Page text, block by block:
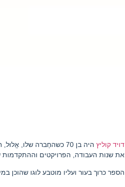
דויד קוליץ
את שנות העבודה, הפרויקטים וההתקדמות
הספר כרוך בעור ועליו מוטבע לוגו שהוכן